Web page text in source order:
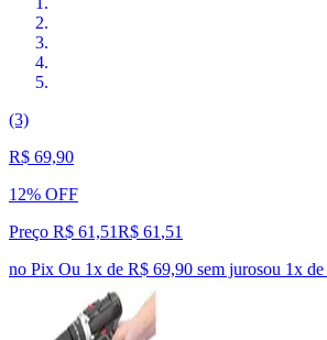
(3)
R$ 69,90
12% OFF
Preço R$ 61,51R$ 61 ,51
no Pix Ou 1x de R$ 69,90 sem jurosou 1x de